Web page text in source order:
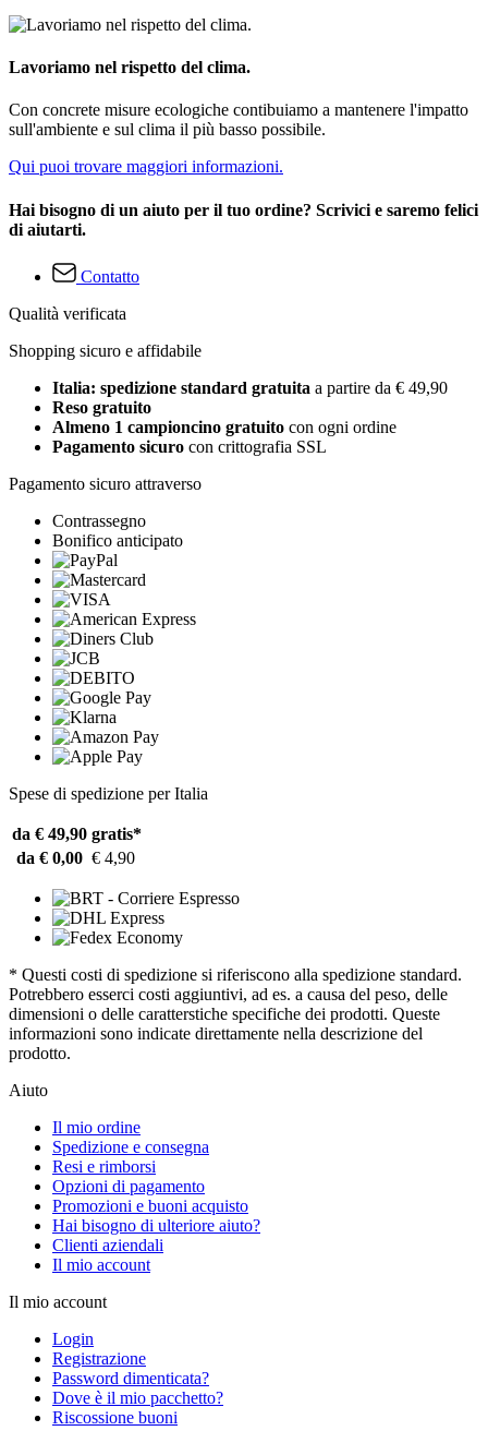
Lavoriamo nel rispetto del clima.
Con concrete misure ecologiche contibuiamo a mantenere l'impatto
sull'ambiente e sul clima il più basso possibile.
Qui puoi trovare maggiori informazioni.
Hai bisogno di un aiuto per il tuo ordine? Scrivici e saremo felici
di aiutarti.
Contatto
Qualità verificata
Shopping sicuro e affidabile
Italia: spedizione standard gratuita a partire da € 49,90
Reso gratuito
Almeno 1 campioncino gratuito con ogni ordine
Pagamento sicuro con crittografia SSL
Pagamento sicuro attraverso
Contrassegno
Bonifico anticipato
Spese di spedizione per Italia
da € 49,90 gratis*
da € 0,00 € 4,90
* Questi costi di spedizione si riferiscono alla spedizione standard.
Potrebbero esserci costi aggiuntivi, ad es. a causa del peso, delle
dimensioni o delle caratterstiche specifiche dei prodotti. Queste
informazioni sono indicate direttamente nella descrizione del
prodotto.
Aiuto
Il mio ordine
Spedizione e consegna
Resi e rimborsi
Opzioni di pagamento
Promozioni e buoni acquisto
Hai bisogno di ulteriore aiuto?
Clienti aziendali
Il mio account
Il mio account
Login
Registrazione
Password dimenticata?
Dove è il mio pacchetto?
Riscossione buoni